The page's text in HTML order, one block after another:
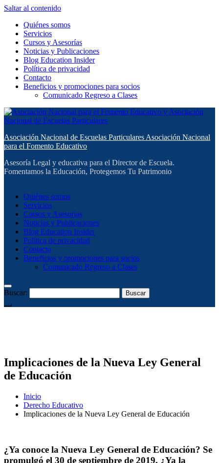
Saltar al contenido
Quiénes somos
Servicios
Cursos y Asesorías
Noticias y Publicaciones
Blog Education Insider
Política de privacidad
Contacto
Beneficios y promociones para socios
Comunicado Regreso a Clases
Asociación Nacional de Escuelas Particulares Asociación Nacional
para el Fomento Educativo
Asesoría Legal y educativa para el Director de Escuela.
Fomentamos la Educación, Protegemos Tu Patrimonio
Quiénes somos
Servicios
Cursos y Asesorías
Noticias y Publicaciones
Blog Education Insider
Política de privacidad
Contacto
Beneficios y promociones para socios
Comunicado Regreso a Clases
Buscar:
Implicaciones de la Nueva Ley General
de Educación
Inicio
Derecho Educativo
Implicaciones de la Nueva Ley General de Educación
¿Ya conoce la Nueva Ley General de Educación? Se
promulgó el 30 de septiembre de 2019, ¿Ya la